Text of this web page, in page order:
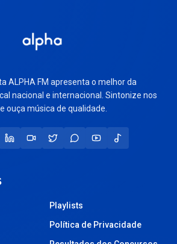
ALPHA FM apresenta o melhor da
nacional e internacional. Sintonize nos
ouça música de qualidade.
Playlists
Política de Privacidade